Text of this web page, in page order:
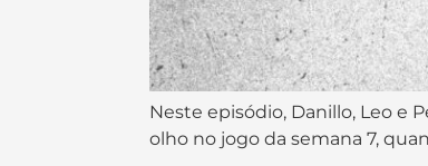
Neste episódio, Danillo, Leo e
olho no jogo da semana 7,